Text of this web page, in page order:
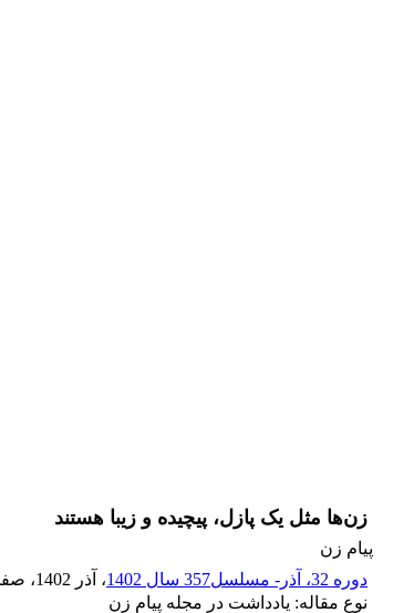
زن‌ها مثل یک پازل، پیچیده و زیبا هستند
پیام زن
دوره 32، آذر- مسلسل357 سال 1402
، آذر 1402 ،
نوع مقاله: یادداشت در مجله پیام زن